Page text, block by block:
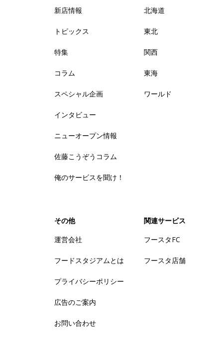
新店情報
トピックス
特集
コラム
スペシャル企画
インタビュー
ニューオープン情報
佐藤こうぞうコラム
俺のサービスを聞け！
北海道
東北
関西
東海
ワールド
その他
運営会社
フードスタジアムとは
プライバシーポリシー
広告のご案内
お問い合わせ
関連サービス
フースタFC
フースタ店舗